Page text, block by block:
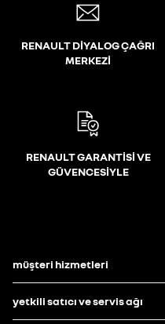
RENAULT DİYALOG ÇAĞRI
MERKEZİ
RENAULT GARANTİSİ VE
GÜVENCESİYLE
müşteri hizmetleri
yetkili satıcı ve servis ağı